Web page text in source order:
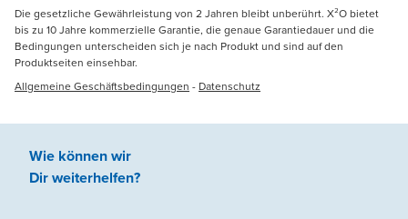
Die gesetzliche Gewährleistung von 2 Jahren bleibt unberührt. X²O bietet
bis zu 10 Jahre kommerzielle Garantie, die genaue Garantiedauer und die
Bedingungen unterscheiden sich je nach Produkt und sind auf den
Produktseiten einsehbar.
Allgemeine Geschäftsbedingungen - Datenschutz
Wie können wir
Dir weiterhelfen?